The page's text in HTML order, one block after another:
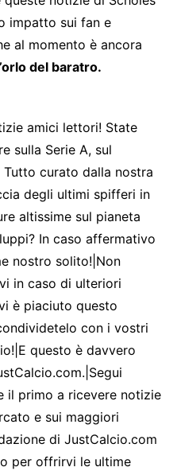
impatto sui fan e
al momento è ancora
del baratro.
amici lettori! State
sulla Serie A, sul
curato dalla nostra
degli ultimi spifferi in
altissime sul pianeta
In caso affermativo
nostro solito!|Non
in caso di ulteriori
è piaciuto questo
con i vostri
questo è davvero
il primo a ricevere notizie
e sui maggiori
di JustCalcio.com
per offrirvi le ultime